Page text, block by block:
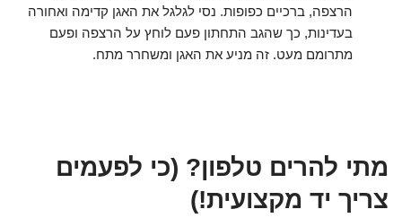
הרצפה, ברכיים כפופות. נסי לגלגל את האגן קדימה ואחורה
בעדינות, כך שהגב התחתון פעם לוחץ על הרצפה ופעם
מתרומם מעט. זה מניע את האגן ומשחרר מתח.
מתי להרים טלפון? (כי לפעמים
צריך יד מקצועית!)